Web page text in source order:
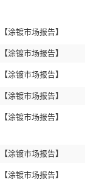
【涂镀市场报告】
【涂镀市场报告】
【涂镀市场报告】
【涂镀市场报告】
【涂镀市场报告】
【涂镀市场报告】
【涂镀市场报告】